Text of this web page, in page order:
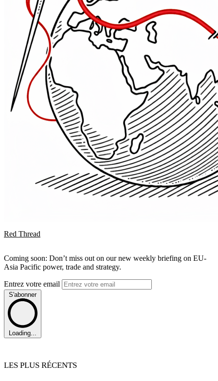
Red Thread
Coming soon: Don’t miss out on our new weekly briefing on EU-
Asia Pacific power, trade and strategy.
Entrez votre email
S'abonner
Loading...
LES PLUS RÉCENTS